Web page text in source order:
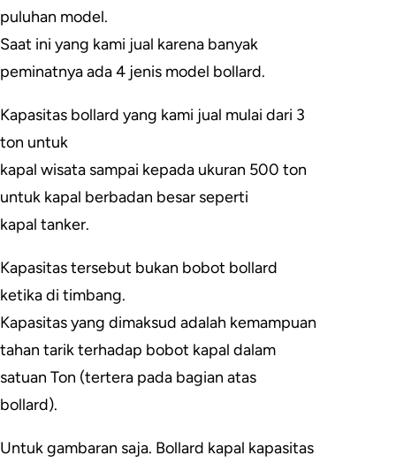
puluhan model.
Saat ini yang kami jual karena banyak
peminatnya ada 4 jenis model bollard.
Kapasitas bollard yang kami jual mulai dari 3
ton untuk
kapal wisata sampai kepada ukuran 500 ton
untuk kapal berbadan besar seperti
kapal tanker.
Kapasitas tersebut bukan bobot bollard
ketika di timbang.
Kapasitas yang dimaksud adalah kemampuan
tahan tarik terhadap bobot kapal dalam
satuan Ton (tertera pada bagian atas
bollard).
Untuk gambaran saja. Bollard kapal kapasitas